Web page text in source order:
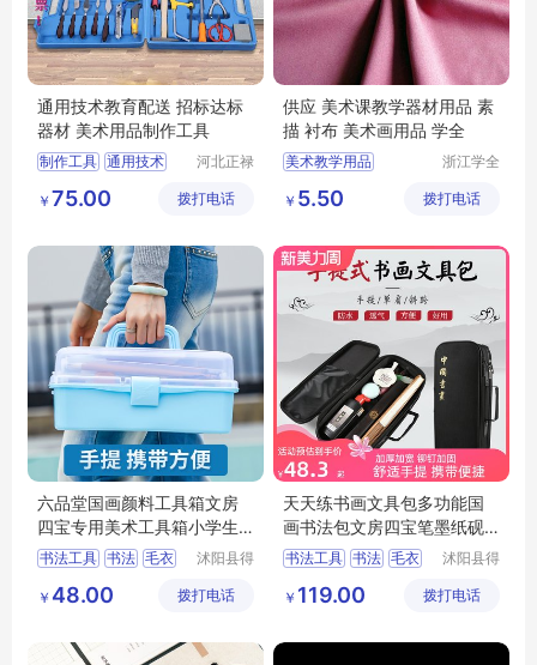
通用技术教育配送 招标达标
器材 美术用品制作工具
制作工具 通用技术
河北正禄
制造有限
￥ 75.00 拨打电话
供应 美术课教学器材用品 素
描 衬布 美术画用品 学全
美术教学用品
美术用品
浙江学全
有限公司
￥ 5.50 拨打电话
六品堂国画颜料工具箱文房
四宝专用美术工具箱小学生
多功能可拆卸
书法工具 书法 毛衣
沭阳县得
子商务有
￥ 48.00 拨打电话
天天练书画文具包多功能国
画书法包文房四宝笔墨纸砚
收纳包毛笔初
书法工具 书法 毛衣
沭阳县得
子商务有
￥ 119.00 拨打电话